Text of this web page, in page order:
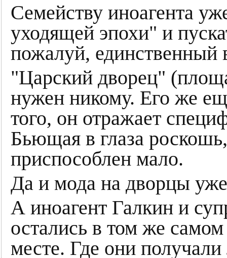
Семейству иноагента
уходящей эпохи" и
пожалуй, единственный
"Царский дворец"
нужен никому. Его же
того, он отражает
Бьющая в глаза
приспособлен мало.
Да и мода на дворцы
А иноагент Галкин и
остались в том же
месте. Где они